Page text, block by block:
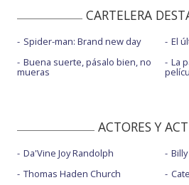
CARTELERA
Spider-man: Brand new day
Buena suerte, pásalo bien, no
mueras
El
La
ACTORES Y
Da'Vine Joy Randolph
Thomas Haden Church